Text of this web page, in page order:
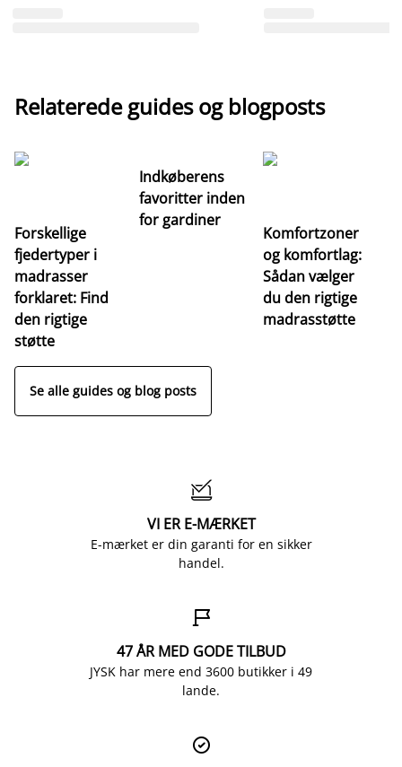
Relaterede guides og blogposts
Forskellige
fjedertyper i
madrasser
forklaret: Find
den rigtige
støtte
Indkøberens
favoritter inden
for gardiner
Komfortzoner
og komfortlag:
Sådan vælger
du den rigtige
madrasstøtte
Se alle guides og blog posts

VI ER E-MÆRKET
E-mærket er din garanti for en sikker
handel.

47 ÅR MED GODE TILBUD
JYSK har mere end 3600 butikker i 49
lande.
